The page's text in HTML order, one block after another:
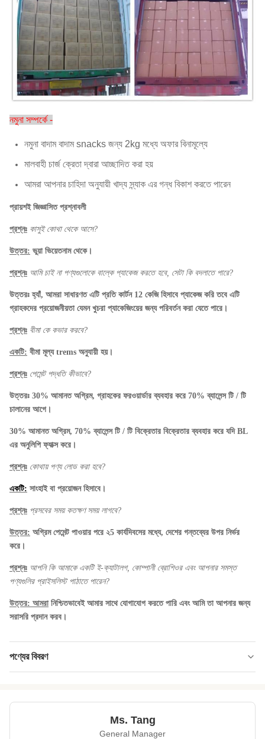
যোগানের
ক্ষমতা:
প্রতিদিন 150 মেট্রিক টন
কর্মীদের
পরিমাণ
প্রায় 850
নমুনা সম্পর্কে -
নমুনা বাদাম বাদাম snacks জন্য 2kg মধ্যে অফার বিনামূল্যে
মালবাহী চার্জ ক্রেতা দ্বারা আচ্ছাদিত করা হয়
আমরা আপনার চাহিদা অনুযায়ী খাদ্য স্ন্যাক এর গন্ধ বিকাশ করতে পারেন
প্রায়শই জিজ্ঞাসিত প্রশ্নাবলী
প্রশ্নঃ কাসুই কোথা থেকে আসে?
উত্তর: ভুয়া ভিয়েতনাম থেকে।
প্রশ্নঃ আমি চাই না পণ্যগুলোকে বাল্কে প্যাকেজ করতে হবে, সেটা কি বদলাতে পারে?
উত্তরঃ হ্যাঁ, আমরা সাধারণত এটি প্রতি কার্টন 12 কেজি হিসাবে প্যাকেজ করি তবে এটি
গ্রাহকদের প্রয়োজনীয়তা যেমন খুচরা প্যাকেজিংয়ের জন্য পরিবর্তন করা যেতে পারে।
প্রশ্নঃ বীমা কে কভার করবে?
একটি: বীমা মূল্য trems অনুযায়ী হয়।
প্রশ্নঃ পেমেন্ট পদ্ধতি কীভাবে?
উত্তরঃ 30% আমানত অগ্রিম, গ্রাহকের ফরওয়ার্ডার ব্যবহার করে 70% ব্যালেন্স টি / টি
চালানের আগে।
30% আমানত অগ্রিম, 70% ব্যালেন্স টি / টি বিক্রেতার বিক্রেতার ব্যবহার করে যদি BL
এর অনুলিপি ফ্যাক্স করে।
প্রশ্নঃ কোথায় পণ্য লোড করা হবে?
একটি: সাংহাই বা প্রয়োজন হিসাবে।
প্রশ্নঃ প্রসবের সময় কতক্ষণ সময় লাগবে?
উত্তর: অগ্রিম পেমেন্ট পাওয়ার পরে ২5 কার্যদিবসের মধ্যে, দেশের গন্তব্যের উপর নির্ভর
করে।
প্রশ্নঃ আপনি কি আমাকে একটি ই-ক্যাটালগ, কোম্পানী ব্রোশিওর এবং আপনার সমস্ত
পণ্যগুলির প্রাইসলিস্ট পাঠাতে পারেন?
উত্তর: আমরা নিশ্চিতভাবেই আমার সাথে যোগাযোগ করতে পারি এবং আমি তা আপনার জন্য
সরাসরি প্রদান করব।
পণ্যের বিবরণ
Delivery Way: সাগর বা বায়ু দ্বারা
Ms. Tang
General Manager